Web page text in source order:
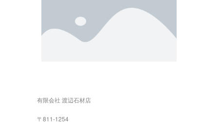
有限会社 渡辺石材店
〒811-1254